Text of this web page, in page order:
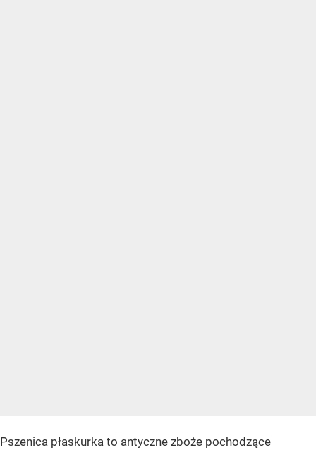
Pszenica płaskurka to antyczne zboże pochodzące